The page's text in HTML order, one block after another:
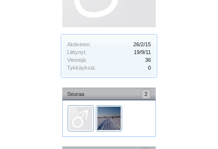
Aktiivinen:
26/2/15
Liittynyt:
19/9/11
Viestejä:
36
Tykkäyksiä:
0
Seuraa 2